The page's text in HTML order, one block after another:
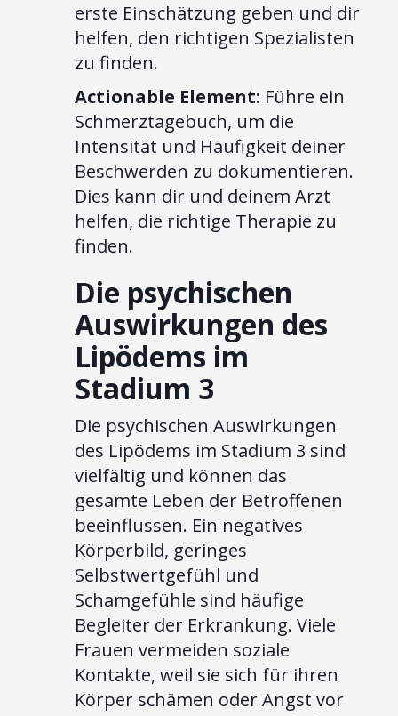
erste Einschätzung geben und dir
helfen, den richtigen Spezialisten
zu finden.
Actionable Element: Führe ein
Schmerztagebuch, um die
Intensität und Häufigkeit deiner
Beschwerden zu dokumentieren.
Dies kann dir und deinem Arzt
helfen, die richtige Therapie zu
finden.
Die psychischen
Auswirkungen des
Lipödems im
Stadium 3
Die psychischen Auswirkungen
des Lipödems im Stadium 3 sind
vielfältig und können das
gesamte Leben der Betroffenen
beeinflussen. Ein negatives
Körperbild, geringes
Selbstwertgefühl und
Schamgefühle sind häufige
Begleiter der Erkrankung. Viele
Frauen vermeiden soziale
Kontakte, weil sie sich für ihren
Körper schämen oder Angst vor